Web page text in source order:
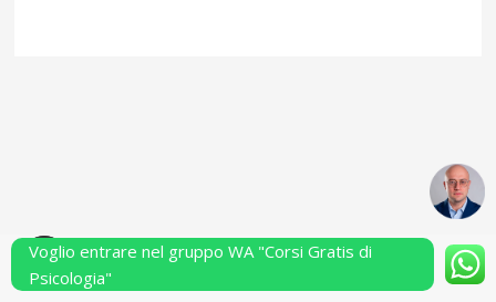
Powered by Performarsi S.a.s.
Voglio entrare nel gruppo WA "Corsi Gratis di
Psicologia"